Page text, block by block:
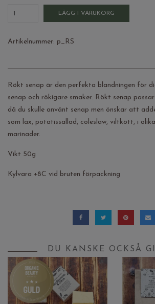
LÄGG I VARUKORG
Artikelnummer: p_RS
Rökt senap är den perfekta blandningen för
senap och rökigare smaker. Rökt senap
då du skulle använt senap men önskar att
som lax, potatissallad, coleslaw, viltkött, i
marinader.
Vikt 50g
Kylvara +8C vid bruten förpackning
DU KANSKE OCKSÅ